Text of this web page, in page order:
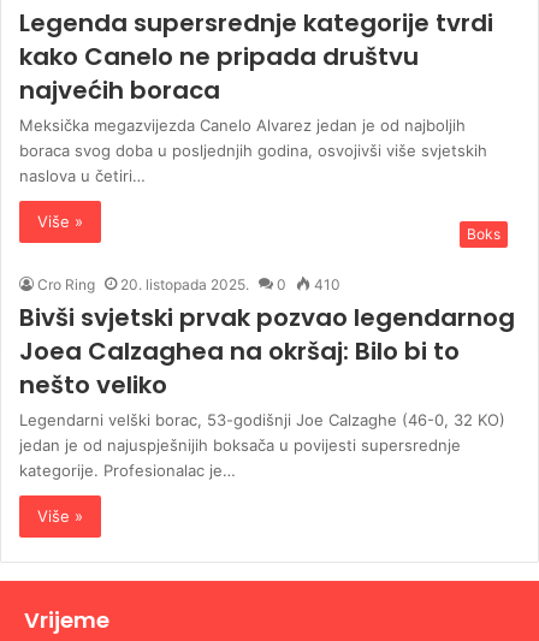
Legenda supersrednje kategorije tvrdi
kako Canelo ne pripada društvu
najvećih boraca
Meksička megazvijezda Canelo Alvarez jedan je od najboljih
boraca svog doba u posljednjih godina, osvojivši više svjetskih
naslova u četiri…
Više »
Boks
Cro Ring 20. listopada 2025. 0 410
Bivši svjetski prvak pozvao legendarnog
Joea Calzaghea na okršaj: Bilo bi to
nešto veliko
Legendarni velški borac, 53-godišnji Joe Calzaghe (46-0, 32 KO)
jedan je od najuspješnijih boksača u povijesti supersrednje
kategorije. Profesionalac je…
Više »
Vrijeme